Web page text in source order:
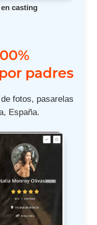
casting
padres
fotos, pasarelas
España.